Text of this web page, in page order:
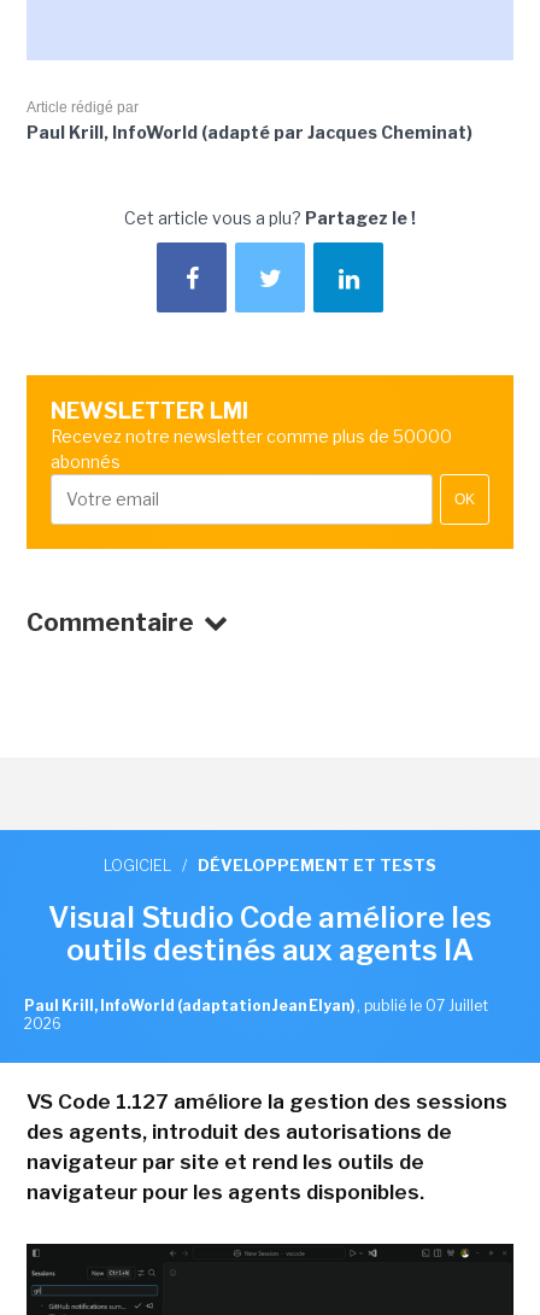
Article rédigé par
Paul Krill, InfoWorld (adapté par Jacques Cheminat)
Cet article vous a plu? Partagez le !
NEWSLETTER LMI
Recevez notre newsletter comme plus de 50000
abonnés
OK
Commentaire
LOGICIEL / DÉVELOPPEMENT ET TESTS
Visual Studio Code améliore les
outils destinés aux agents IA
Paul Krill, InfoWorld (adaptation Jean Elyan) , publié le 07 Juillet
2026
VS Code 1.127 améliore la gestion des sessions
des agents, introduit des autorisations de
navigateur par site et rend les outils de
navigateur pour les agents disponibles.